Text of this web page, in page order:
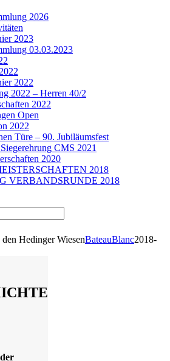
2026
2023
03.03.2023
2022
2022 – Herren 40/2
2022
Open
2022
Türe – 90. Jubiläumsfest
CMS 2021
2020
2018
VERBANDSRUNDE 2018
Hedinger WiesenBateauBlanc2018-